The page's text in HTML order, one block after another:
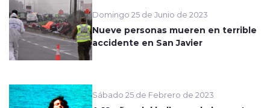
Domingo 25 de Junio de 2023
Nueve personas mueren en terrible
accidente en San Javier
Sábado 25 de Febrero de 2023